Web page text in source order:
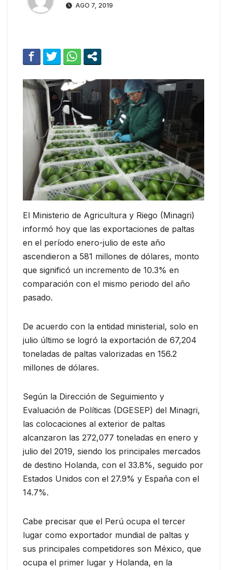
AGO 7, 2019
El Ministerio de Agricultura y Riego (Minagri)
informó hoy que las exportaciones de paltas
en el período enero-julio de este año
ascendieron a 581 millones de dólares, monto
que significó un incremento de 10.3% en
comparación con el mismo periodo del año
pasado.
De acuerdo con la entidad ministerial, solo en
julio último se logró la exportación de 67,204
toneladas de paltas valorizadas en 156.2
millones de dólares.
Según la Dirección de Seguimiento y
Evaluación de Políticas (DGESEP) del Minagri,
las colocaciones al exterior de paltas
alcanzaron las 272,077 toneladas en enero y
julio del 2019, siendo los principales mercados
de destino Holanda, con el 33.8%, seguido por
Estados Unidos con el 27.9% y España con el
14.7%.
Cabe precisar que el Perú ocupa el tercer
lugar como exportador mundial de paltas y
sus principales competidores son México, que
ocupa el primer lugar y Holanda, en la